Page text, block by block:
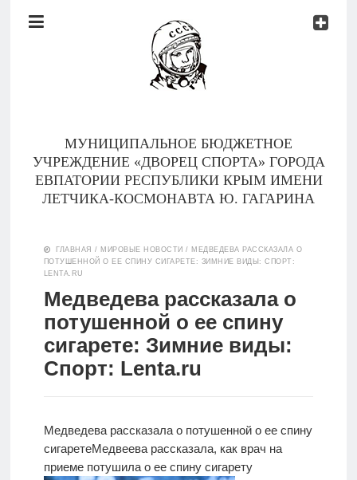
Документы
МУНИЦИПАЛЬНОЕ БЮДЖЕТНОЕ
УЧРЕЖДЕНИЕ «ДВОРЕЦ СПОРТА» ГОРОДА
ЕВПАТОРИИ РЕСПУБЛИКИ КРЫМ ИМЕНИ
ЛЕТЧИКА-КОСМОНАВТА Ю. ГАГАРИНА
Тренеры
Документы
Контакты
О
нас
ГЛАВНАЯ / МИРОВЫЕ НОВОСТИ / МЕДВЕДЕВА РАССКАЗАЛА О
ПОТУШЕННОЙ О ЕЕ СПИНУ СИГАРЕТЕ: ЗИМНИЕ ВИДЫ: СПОРТ:
LENTA.RU
Медведева рассказала о
потушенной о ее спину
сигарете: Зимние виды:
Спорт: Lenta.ru
Медведева рассказала о потушенной о ее спину
сигаретеМедвеева рассказала, как врач на
приеме потушила о ее спину сигарету